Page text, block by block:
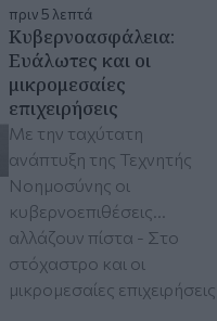
πριν 5 λεπτά
Κυβερνοασφάλεια:
Ευάλωτες και οι
μικρομεσαίες
επιχειρήσεις
Με την ταχύτατη
ανάπτυξη της Τεχνητής
Νοημοσύνης οι
κυβερνοεπιθέσεις...
αλλάζουν πίστα - Στο
στόχαστρο και οι
μικρομεσαίες επιχειρήσεις